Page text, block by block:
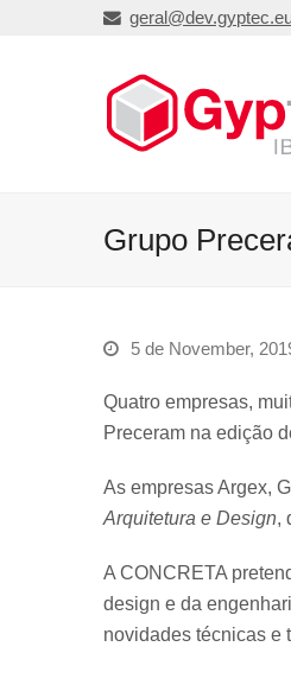
Grupo
5 de November,
Quatro empresas,
Preceram na edição
As empresas Argex,
Arquitetura e Design,
A CONCRETA
design e da
novidades técnicas e